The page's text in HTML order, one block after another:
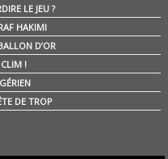
LE JEU ?
HAKIMI
D’OR
!
DE TROP